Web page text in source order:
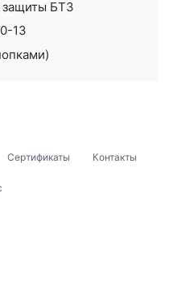
защиты БТЗ
13
Сертификаты Контакты